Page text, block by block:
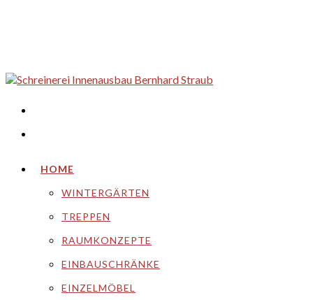
HOME
WINTERGÄRTEN
TREPPEN
RAUMKONZEPTE
EINBAUSCHRÄNKE
EINZELMÖBEL